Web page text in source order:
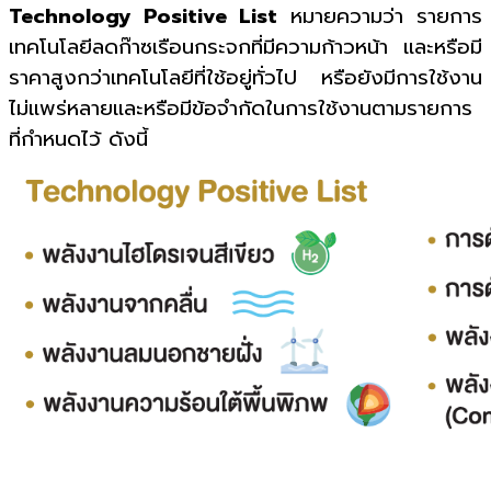
Technology Positive List หมายความว่า รายการ
เทคโนโลยีลดก๊าซเรือนกระจกที่มีความก้าวหน้า และหรือมี
ราคาสูงกว่าเทคโนโลยีที่ใช้อยู่ทั่วไป หรือยังมีการใช้งาน
ไม่แพร่หลายและหรือมีข้อจำกัดในการใช้งานตามรายการ
ที่กำหนดไว้ ดังนี้